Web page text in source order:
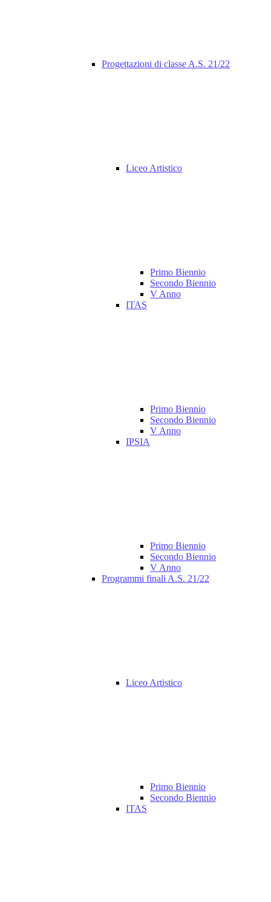
Progettazioni di classe A.S. 21/22
Liceo Artistico
Primo Biennio
Secondo Biennio
V Anno
ITAS
Primo Biennio
Secondo Biennio
V Anno
IPSIA
Primo Biennio
Secondo Biennio
V Anno
Programmi finali A.S. 21/22
Liceo Artistico
Primo Biennio
Secondo Biennio
ITAS